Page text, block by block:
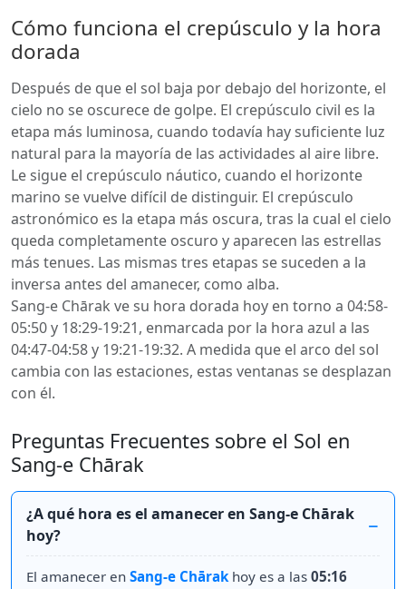
Cómo funciona el crepúsculo y la hora
dorada
Después de que el sol baja por debajo del horizonte, el
cielo no se oscurece de golpe. El crepúsculo civil es la
etapa más luminosa, cuando todavía hay suficiente luz
natural para la mayoría de las actividades al aire libre.
Le sigue el crepúsculo náutico, cuando el horizonte
marino se vuelve difícil de distinguir. El crepúsculo
astronómico es la etapa más oscura, tras la cual el cielo
queda completamente oscuro y aparecen las estrellas
más tenues. Las mismas tres etapas se suceden a la
inversa antes del amanecer, como alba.
Sang-e Chārak ve su hora dorada hoy en torno a 04:58-
05:50 y 18:29-19:21, enmarcada por la hora azul a las
04:47-04:58 y 19:21-19:32. A medida que el arco del sol
cambia con las estaciones, estas ventanas se desplazan
con él.
Preguntas Frecuentes sobre el Sol en
Sang-e Chārak
¿A qué hora es el amanecer en Sang-e Chārak
hoy?
El amanecer en Sang-e Chārakhoy es a las 05:16